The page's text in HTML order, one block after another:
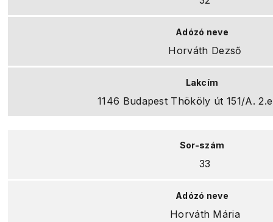
Horváth Dezső
1146 Budapest Thököly út 151/A.
33
Horváth Mária